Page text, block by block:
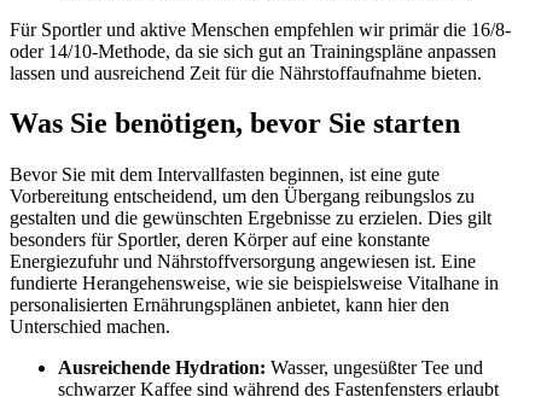
Für Sportler und aktive Menschen empfehlen wir primär die 16/8-
oder 14/10-Methode, da sie sich gut an Trainingspläne anpassen
lassen und ausreichend Zeit für die Nährstoffaufnahme bieten.
Was Sie benötigen, bevor Sie starten
Bevor Sie mit dem Intervallfasten beginnen, ist eine gute
Vorbereitung entscheidend, um den Übergang reibungslos zu
gestalten und die gewünschten Ergebnisse zu erzielen. Dies gilt
besonders für Sportler, deren Körper auf eine konstante
Energiezufuhr und Nährstoffversorgung angewiesen ist. Eine
fundierte Herangehensweise, wie sie beispielsweise Vitalhane in
personalisierten Ernährungsplänen anbietet, kann hier den
Unterschied machen.
Ausreichende Hydration: Wasser, ungesüßter Tee und
schwarzer Kaffee sind während des Fastenfensters erlaubt